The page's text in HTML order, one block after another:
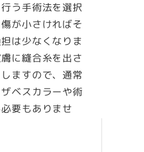
う手術法を選択
が小さければそ
は少なくなりま
に縫合糸を出さ
ますので、通常
ベスカラーや術
要もありませ